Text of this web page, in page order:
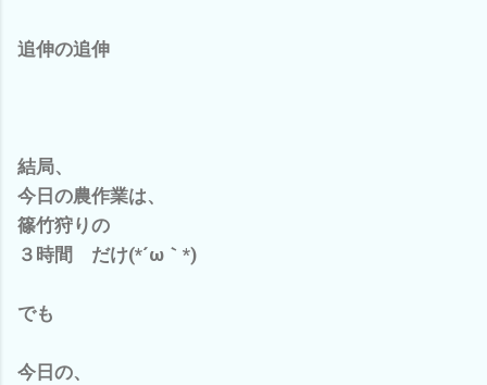
追伸の追伸
結局、
今日の農作業は、
篠竹狩りの
３時間 だけ(*´ω｀*)
でも
今日の、